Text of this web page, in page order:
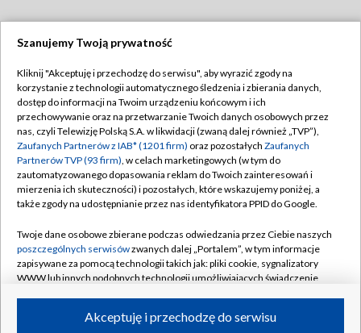
TVP
Abonament TVP
Emisja w TVP
Centrum informacji TVP
Naziemna Telewizja Cyfrowa
Rada Programowa
System NOS
Informacje o nadawcy
Program dla prasy
Regulamin TVP
Polityka prywatności
Moje zgody
Pomoc
Kontakt
Kanały
Szanujemy Twoją prywatność
Kliknij "Akceptuję i przechodzę do serwisu", aby wyrazić zgody na
korzystanie z technologii automatycznego śledzenia i zbierania danych,
dostęp do informacji na Twoim urządzeniu końcowym i ich
przechowywanie oraz na przetwarzanie Twoich danych osobowych przez
nas, czyli Telewizję Polską S.A. w likwidacji (zwaną dalej również „TVP”),
Zaufanych Partnerów z IAB* (1201 firm) oraz pozostałych Zaufanych
Partnerów TVP (93 firm), w celach marketingowych (w tym do
zautomatyzowanego dopasowania reklam do Twoich zainteresowań i
mierzenia ich skuteczności) i pozostałych, które wskazujemy poniżej, a
także zgody na udostępnianie przez nas identyfikatora PPID do Google.
Twoje dane osobowe zbierane podczas odwiedzania przez Ciebie naszych
poszczególnych serwisówzwanych dalej „Portalem”, w tym informacje
zapisywane za pomocą technologii takich jak: pliki cookie, sygnalizatory
WWW lub innych podobnych technologii umożliwiających świadczenie
ruchu w Internecie.Akceptuję i przechodzę do serwisu